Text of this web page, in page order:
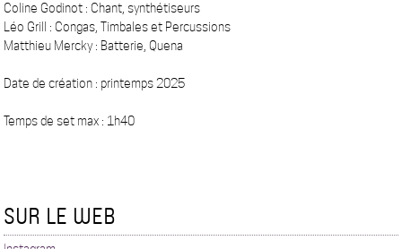
Coline Godinot : Chant, synthétiseurs
Léo Grill : Congas, Timbales et Percussions
Matthieu Mercky : Batterie, Quena
Date de création : printemps 2025
Temps de set max : 1h40
SUR LE WEB